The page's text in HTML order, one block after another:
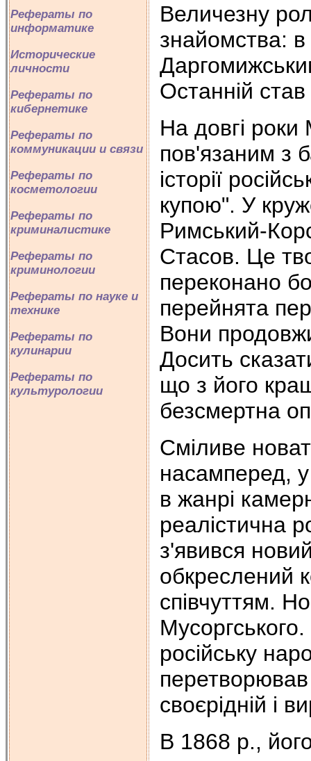
Рефераты по
информатике
Исторические
личности
Рефераты по
кибернетике
Рефераты по
коммуникации и связи
Рефераты по
косметологии
Рефераты по
криминалистике
Рефераты по
криминологии
Рефераты по науке и
технике
Рефераты по
кулинарии
Рефераты по
культурологии
Величезну
знайомства: в
Останній
На довгі роки
пов'язаним з
історії
купою". У
Римський-
Стасов. Це
переконано
перейнята
Вони
Досить
що з його
безсмертна
Сміливе
насамперед,
в жанрі
реалістична
з'явився
обкреслений
співчуттям.
російську
перетворював
своєрідній і
В 1868 р.,